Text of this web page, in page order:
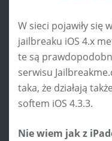
W sieci pojawiły się
jailbreaku iOS 4.x
te są
serwisu
taka, że działają
softem iOS 4.3.3.
Nie wiem jak z